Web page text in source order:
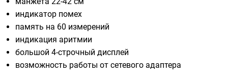
индикатор помех
память на 60 измерений
индикация аритмии
большой 4-строчный дисплей
возможность работы от сетевого адаптера